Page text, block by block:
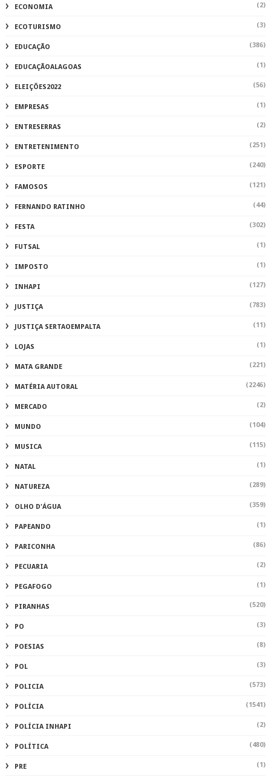
ECONOMIA (2)
ECOTURISMO (3)
EDUCAÇÃO (386)
EDUCAÇÃOALAGOAS (1)
ELEIÇÕES2022 (56)
EMPRESAS (1)
ENTRESERRAS (2)
ENTRETENIMENTO (251)
ESPORTE (240)
FAMOSOS (121)
FERNANDO RATINHO (44)
FESTA (302)
FUTSAL (1)
IMPOSTO (1)
INHAPI (127)
JUSTIÇA (783)
JUSTIÇA SERTAOEMPALTA (11)
LOJAS (1)
MATA GRANDE (221)
MATÉRIA AUTORAL (2246)
MERCADO (2)
MUNDO (104)
MUSICA (115)
NATAL (1)
NATUREZA (289)
OLHO D'ÁGUA (359)
PAPEANDO (1)
PARICONHA (86)
PECUARIA (2)
PEGAFOGO (1)
PIRANHAS (520)
PO (3)
POESIAS (8)
POL (3)
POLICIA (573)
POLÍCIA (1541)
POLÍCIA INHAPI (2)
POLÍTICA (480)
PRE (1)